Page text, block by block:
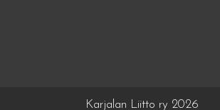
Karjalan Liitto ry 2026